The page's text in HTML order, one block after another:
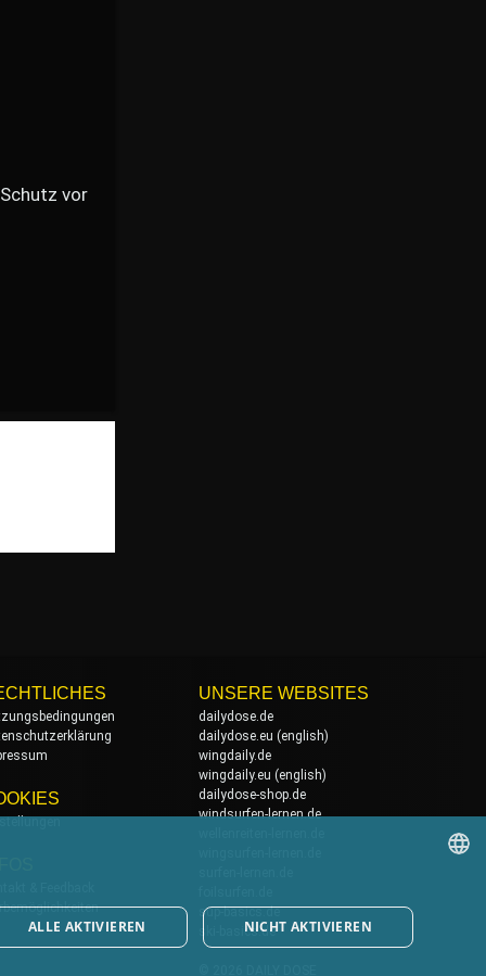
vor
UNSERE WEBSITES
dailydose.de
dailydose.eu (english)
wingdaily.de
wingdaily.eu (english)
dailydose-shop.de
windsurfen-lernen.de
sup-basics.de
ski-basics.de
ENGLISH
ALLE AKTIVIEREN NICHT AKTIVIEREN